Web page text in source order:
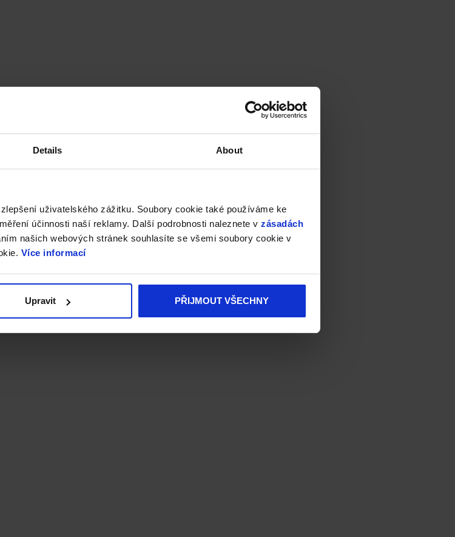
Details About
uživatelského zážitku. Soubory cookie také používáme ke
účinnosti naší reklamy. Další podrobnosti naleznete v zásadách
našich webových stránek souhlasíte se všemi soubory cookie v
Více informací
Upravit PŘIJMOUT VŠECHNY